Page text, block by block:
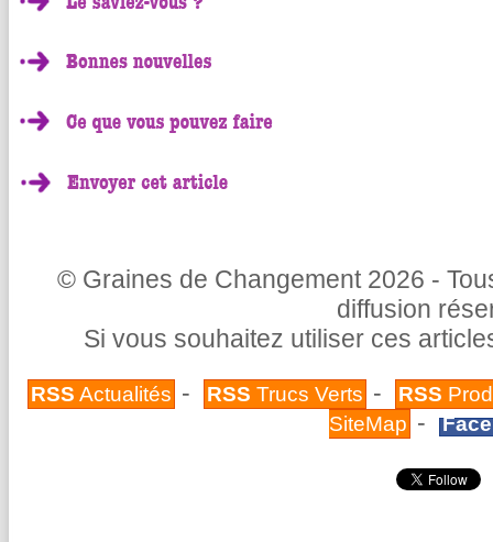
© Graines de Changement 2026 -
diffusion
Si vous souhaitez utiliser ces
RSS Actualités - RSS Trucs Verts - RSS
SiteMap -